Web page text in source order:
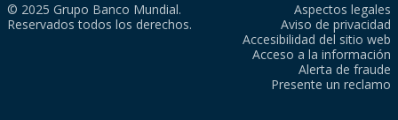
© 2025 Grupo Banco Mundial.
Reservados todos los derechos.
Aspectos legales
Aviso de privacidad
Accesibilidad del sitio web
Acceso a la información
Alerta de fraude
Presente un reclamo